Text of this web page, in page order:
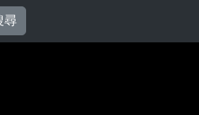
尋